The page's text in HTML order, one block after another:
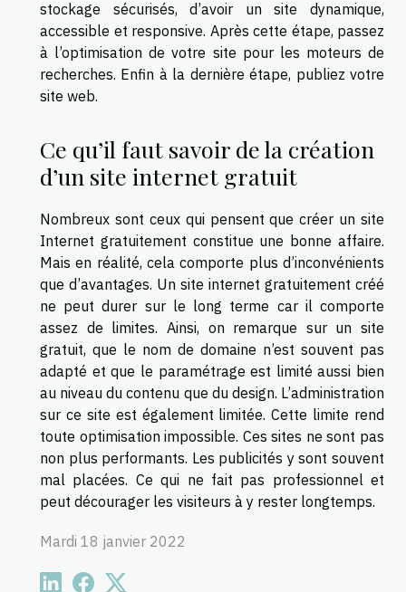
stockage sécurisés, d’avoir un site dynamique,
accessible et responsive. Après cette étape, passez
à l’optimisation de votre site pour les moteurs de
recherches. Enfin à la dernière étape, publiez votre
site web.
Ce qu’il faut savoir de la création
d’un site internet gratuit
Nombreux sont ceux qui pensent que créer un site
Internet gratuitement constitue une bonne affaire.
Mais en réalité, cela comporte plus d’inconvénients
que d’avantages. Un site internet gratuitement créé
ne peut durer sur le long terme car il comporte
assez de limites. Ainsi, on remarque sur un site
gratuit, que le nom de domaine n’est souvent pas
adapté et que le paramétrage est limité aussi bien
au niveau du contenu que du design. L’administration
sur ce site est également limitée. Cette limite rend
toute optimisation impossible. Ces sites ne sont pas
non plus performants. Les publicités y sont souvent
mal placées. Ce qui ne fait pas professionnel et
peut décourager les visiteurs à y rester longtemps.
Mardi 18 janvier 2022